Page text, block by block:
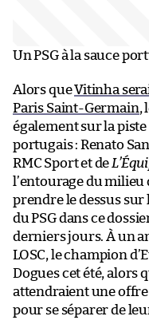
Un PSG à la sauce
Alors queVitinha
Paris Saint-Germain,
également sur la
portugais : Renato
RMC Sport et de
l’entourage du milieu
prendre le dessus
du PSG dans ce
derniers jours. À un
LOSC, le champion
Dogues cet été, alors
attendraient une offre
pour se séparer de